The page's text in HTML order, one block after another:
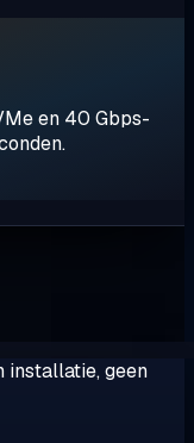
en 40 Gbps-
installatie, geen